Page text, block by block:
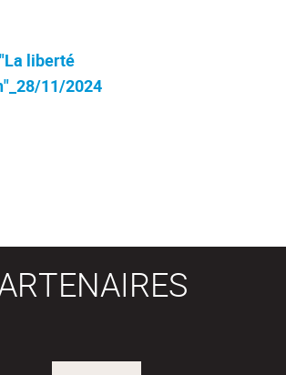
liberté
11/2024